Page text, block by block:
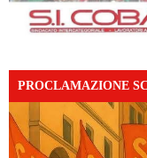
PROCLAMAZIONE